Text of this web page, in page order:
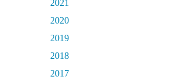
2021
2020
2019
2018
2017